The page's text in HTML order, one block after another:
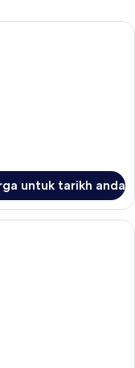
Room, 1 Katil Raja (King)
untuk tarikh anda
Room, 1 Katil Ratu